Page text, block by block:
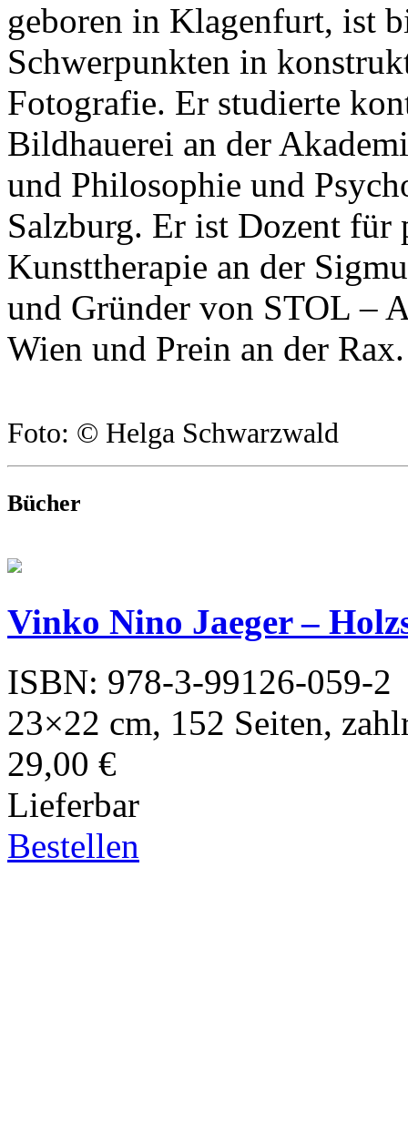
geboren in Klagenfurt, ist
Schwerpunkten in
Fotografie. Er studierte
Bildhauerei an der
und Philosophie und
Salzburg. Er ist Dozent
Kunsttherapie an der
und Gründer von STOL –
Wien und Prein an der Rax.
Foto: © Helga Schwarzwald
Bücher
Vinko Nino Jaeger –
ISBN: 978-3-99126-059-2
23×22 cm, 152 Seiten,
29,00 €
Lieferbar
Bestellen